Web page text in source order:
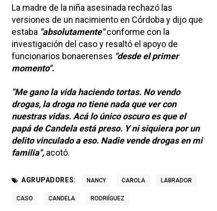
La madre de la niña asesinada rechazó las
versiones de un nacimiento en Córdoba y dijo que
estaba "absolutamente"conforme con la
investigación del caso y resaltó el apoyo de
funcionarios bonaerenses "desde el primer
momento".
"Me gano la vida haciendo tortas. No vendo
drogas, la droga no tiene nada que ver con
nuestras vidas. Acá lo único oscuro es que el
papá de Candela está preso. Y ni siquiera por un
delito vinculado a eso. Nadie vende drogas en mi
familia", acotó.
AGRUPADORES: NANCY CAROLA LABRADOR
CASO CANDELA RODRIÍGUEZ